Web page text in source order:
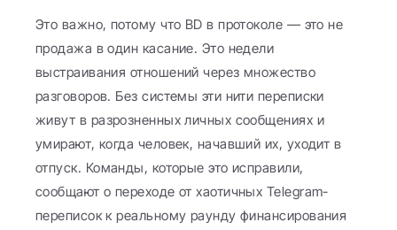
Это важно, потому что BD в протоколе — это не
продажа в один касание. Это недели
выстраивания отношений через множество
разговоров. Без системы эти нити переписки
живут в разрозненных личных сообщениях и
умирают, когда человек, начавший их, уходит в
отпуск. Команды, которые это исправили,
сообщают о переходе от хаотичных Telegram-
переписок к реальному раунду финансирования